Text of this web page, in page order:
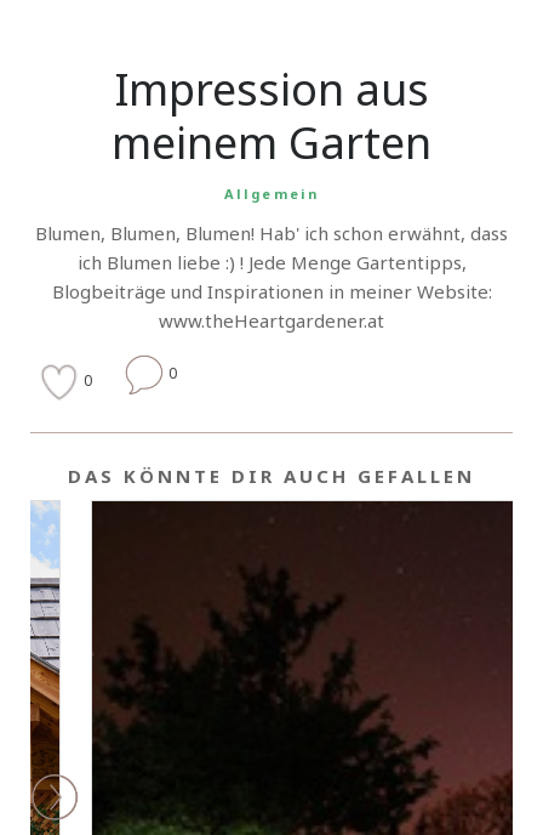
Impression aus
meinem Garten
Allgemein
Blumen, Blumen, Blumen! Hab' ich schon erwähnt, dass
ich Blumen liebe :) ! Jede Menge Gartentipps,
Blogbeiträge und Inspirationen in meiner Website:
www.theHeartgardener.at
0 0
DAS KÖNNTE DIR AUCH GEFALLEN